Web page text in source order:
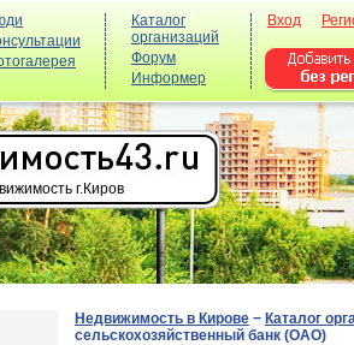
Каталог
организаций
Форум
Информер
Вход
г.Киров
Недвижимость в Кирове − Каталог
сельскохозяйственный банк (ОАО)